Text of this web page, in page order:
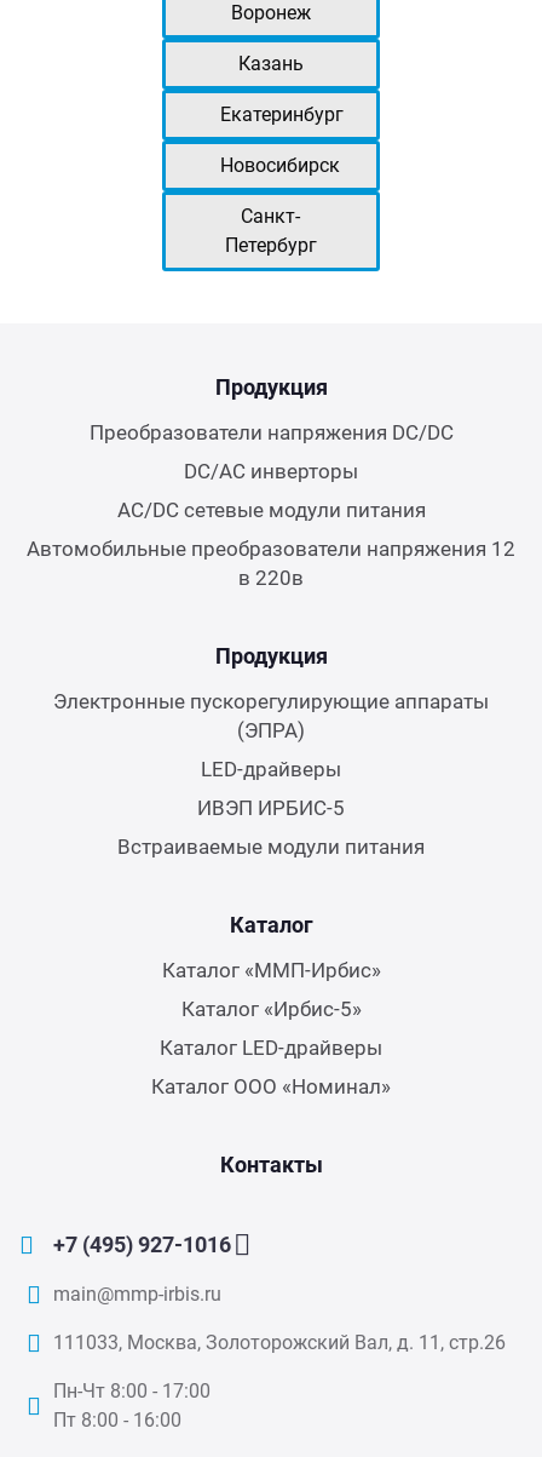
Воронеж
Казань
Екатеринбург
Новосибирск
Санкт-
Петербург
Продукция
Преобразователи напряжения DC/DC
DC/AC инверторы
AC/DC сетевые модули питания
Автомобильные преобразователи напряжения 12
в 220в
Продукция
Электронные пускорегулирующие аппараты
(ЭПРА)
LED-драйверы
ИВЭП ИРБИС-5
Встраиваемые модули питания
Каталог
Каталог «ММП-Ирбис»
Каталог «Ирбис-5»
Каталог LED-драйверы
Каталог ООО «Номинал»
Контакты
+7 (495) 927-1016
main@mmp-irbis.ru
111033, Москва, Золоторожский Вал, д. 11, стр.26
Пн-Чт 8:00 - 17:00
Пт 8:00 - 16:00